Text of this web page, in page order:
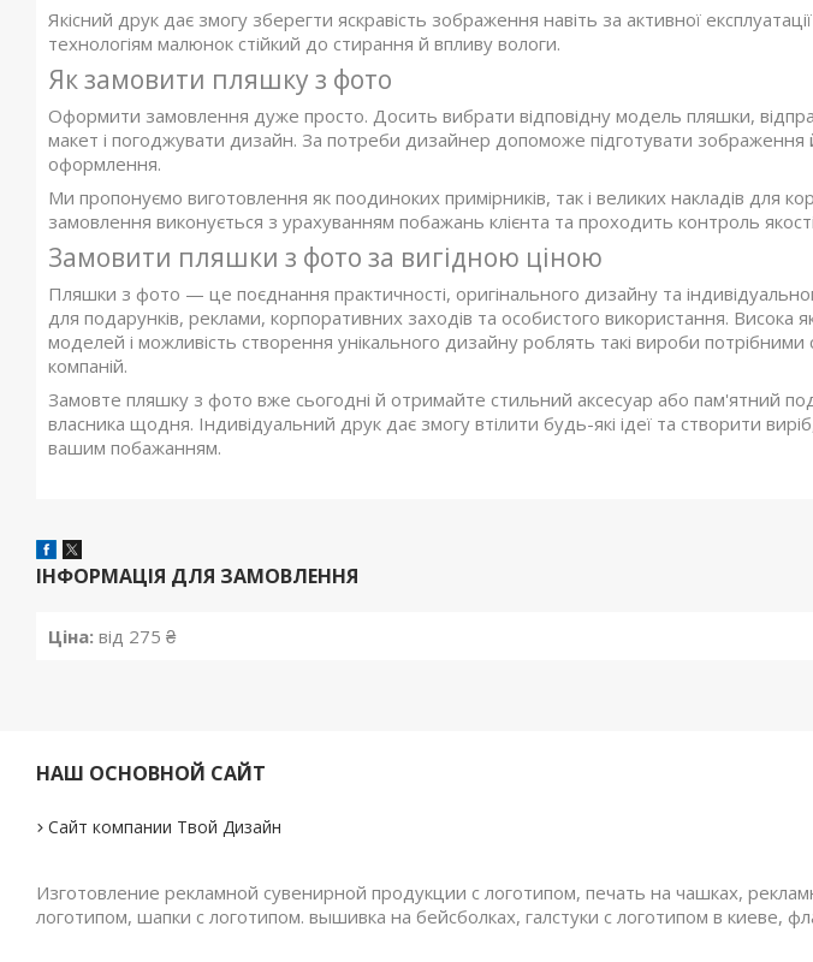
Якісний друк дає змогу зберегти яскравість зображення навіть за активної
технологіям малюнок стійкий до стирання й впливу вологи.
Як замовити пляшку з фото
Оформити замовлення дуже просто. Досить вибрати відповідну модель пляшки,
макет і погоджувати дизайн. За потреби дизайнер допоможе підготувати зображення
оформлення.
Ми пропонуємо виготовлення як поодиноких примірників, так і великих накладів для
замовлення виконується з урахуванням побажань клієнта та проходить контроль
Замовити пляшки з фото за вигідною ціною
Пляшки з фото — це поєднання практичності, оригінального дизайну та
для подарунків, реклами, корпоративних заходів та особистого використання. Висока
моделей і можливість створення унікального дизайну роблять такі вироби потрібними
компаній.
Замовте пляшку з фото вже сьогодні й отримайте стильний аксесуар або пам'ятний
власника щодня. Індивідуальний друк дає змогу втілити будь-які ідеї та створити
вашим побажанням.
ІНФОРМАЦІЯ ДЛЯ ЗАМОВЛЕННЯ
Ціна: від 275 ₴
НАШ ОСНОВНОЙ САЙТ
Сайт компании Твой Дизайн
Изготовление рекламной сувенирной продукции с логотипом, печать на чашках,
логотипом, шапки с логотипом. вышивка на бейсболках, галстуки с логотипом в киеве,